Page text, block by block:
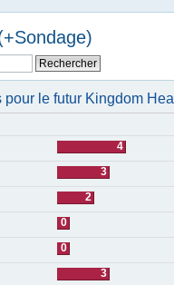
le futur Kingdom
4
3
2
0
0
3